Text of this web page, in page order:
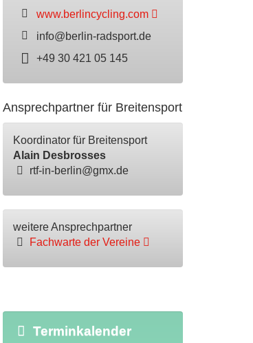
www.berlincycling.com
info@berlin-radsport.de
+49 30 421 05 145
Ansprechpartner für Breitensport
Koordinator für Breitensport
Alain Desbrosses
rtf-in-berlin@gmx.de
weitere Ansprechpartner
Fachwarte der Vereine
Terminkalender